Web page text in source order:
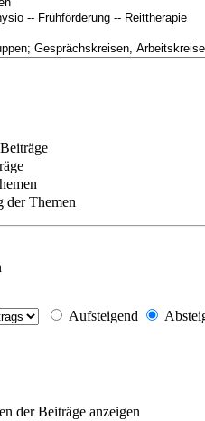
der Themen
Aufsteigend
der Beiträge anzeigen